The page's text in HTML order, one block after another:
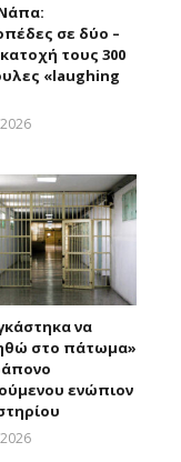
σε δύο –
τους 300
«laughing
να
στο πάτωμα»
ενώπιον